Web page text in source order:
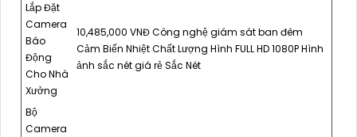
Lắp Đặt
Camera
Báo
Động
Cho Nhà
Xưởng
10,485,000 VNĐ Công nghệ giám sát ban đêm
Cảm Biến Nhiệt Chất Lượng Hình FULL HD 1080P Hình
ảnh sắc nét giá rẻ Sắc Nét
Bộ
Camera